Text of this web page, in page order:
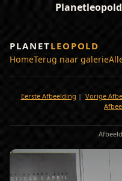
PLANETLEOPOLD
HomeTerug naar galerie
Eerste Afbeelding | Vorige